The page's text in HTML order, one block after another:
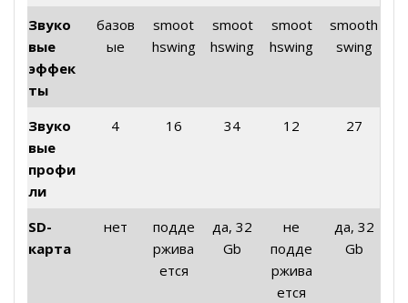
Звуко
вые
эффек
ты
базов
ые
smoot
hswing
smoot
hswing
smoot
hswing
smooth
swing
Звуко
вые
профи
ли
4 16 34 12 27
SD-
карта
нет
подде
ржива
ется
да, 32
Gb
не
подде
ржива
ется
да, 32
Gb